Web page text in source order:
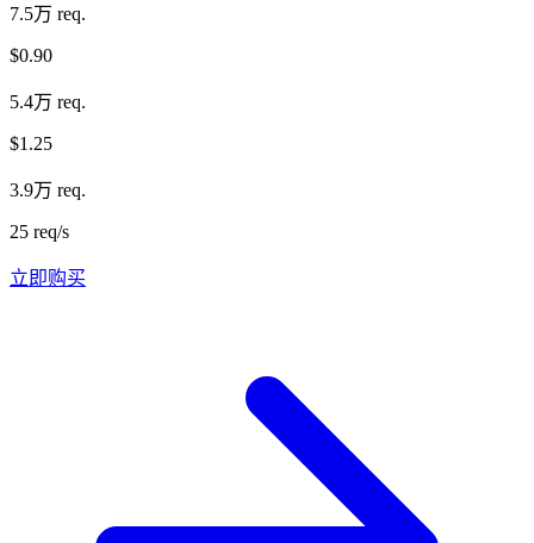
7.5万 req.
$0.90
5.4万 req.
$1.25
3.9万 req.
25 req/s
立即购买